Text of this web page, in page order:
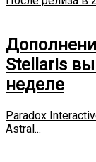
Stellaris
неделе
Paradox
Astral...